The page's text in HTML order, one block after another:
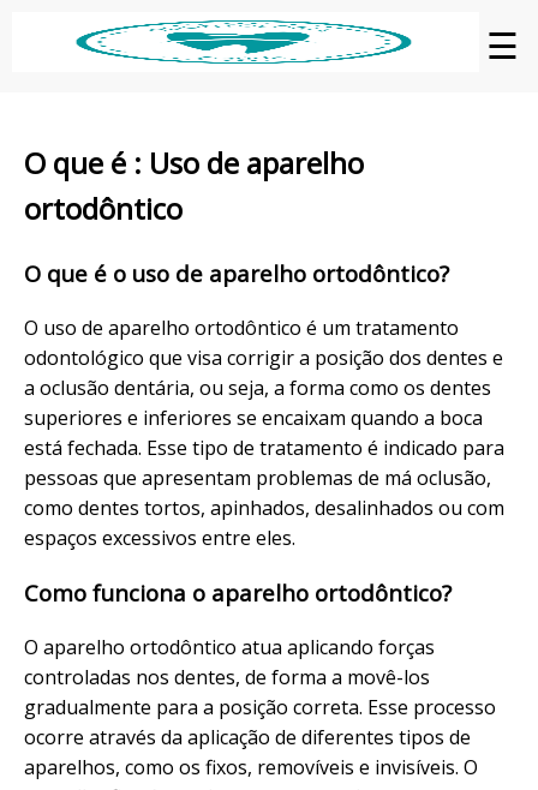
☰
O que é : Uso de aparelho
ortodôntico
O que é o uso de aparelho ortodôntico?
O uso de aparelho ortodôntico é um tratamento
odontológico que visa corrigir a posição dos dentes e
a oclusão dentária, ou seja, a forma como os dentes
superiores e inferiores se encaixam quando a boca
está fechada. Esse tipo de tratamento é indicado para
pessoas que apresentam problemas de má oclusão,
como dentes tortos, apinhados, desalinhados ou com
espaços excessivos entre eles.
Como funciona o aparelho ortodôntico?
O aparelho ortodôntico atua aplicando forças
controladas nos dentes, de forma a movê-los
gradualmente para a posição correta. Esse processo
ocorre através da aplicação de diferentes tipos de
aparelhos, como os fixos, removíveis e invisíveis. O